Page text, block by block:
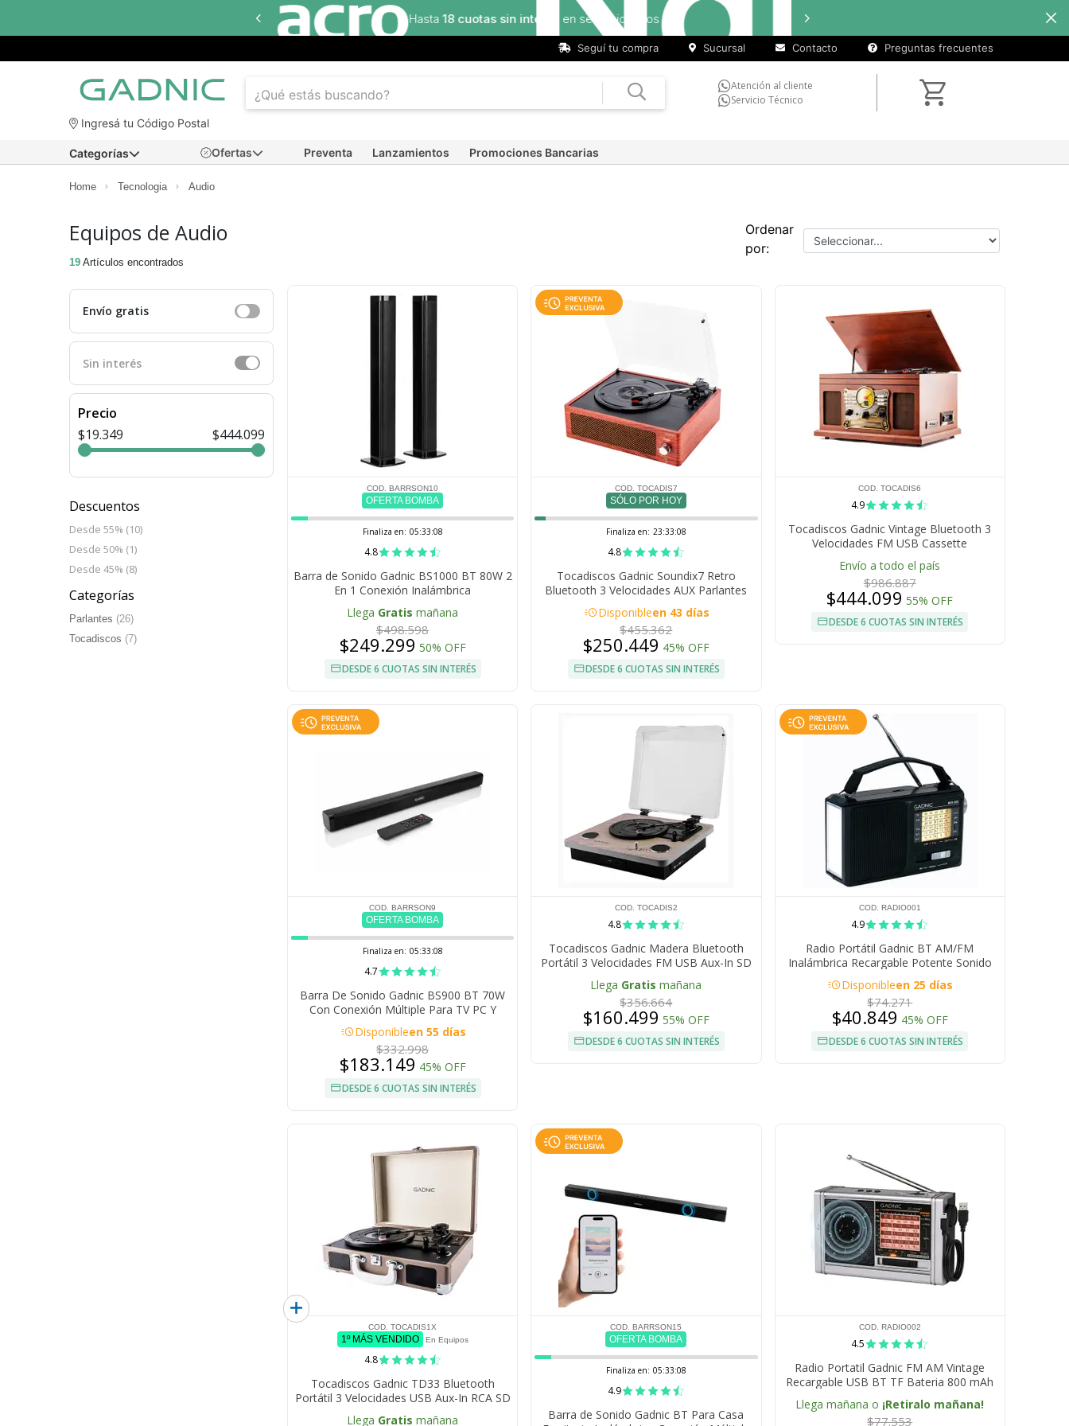
sin
interés)
9 cuotas sin interés
Seguí tu compra Sucursal Contacto Preguntas frecuentes
Atención al cliente
Servicio Técnico
Ingresá tu Código Postal
Ofertas Preventa Lanzamientos Promociones Bancarias
Categorías
Home Tecnologia Audio
Equipos de Audio
19 Artículos encontrados
Envío gratis
Sin interés
Precio
$19.349
$444.099
Descuentos
Desde 55% (10)
Desde 50% (1)
Desde 45% (8)
Categorías
Parlantes (26)
Tocadiscos (7)
Ordenar
por:
COD. BARRSON10
OFERTA BOMBA
Finaliza en: 05:33:07
4.8
Barra de Sonido Gadnic BS1000 BT 80W 2
En 1 Conexión Inalámbrica
Llega Gratis mañana
$498.598
$249.299 50% OFF
DESDE 6 CUOTAS SIN INTERÉS
COD. TOCADIS7
SÓLO POR HOY
Finaliza en: 23:33:07
4.8
Tocadiscos Gadnic Soundix7 Retro
Bluetooth 3 Velocidades AUX Parlantes
Integrados Capsula Audio Technica Salida
RCA 33 45 78 RPM
acuteDisponibleen 43 días
$455.362
$250.449 45% OFF
DESDE 6 CUOTAS SIN INTERÉS
COD. TOCADIS6
4.9
Tocadiscos Gadnic Vintage Bluetooth 3
Velocidades FM USB Cassette
Envío a todo el país
$986.887
$444.099 55% OFF
DESDE 6 CUOTAS SIN INTERÉS
COD. BARRSON9
OFERTA BOMBA
Finaliza en: 05:33:07
4.7
Barra De Sonido Gadnic BS900 BT 70W
Con Conexión Múltiple Para TV PC Y
Multimedia
acuteDisponibleen 55 días
$332.998
$183.149 45% OFF
DESDE 6 CUOTAS SIN INTERÉS
COD. TOCADIS2
4.8
Tocadiscos Gadnic Madera Bluetooth
Portátil 3 Velocidades FM USB Aux-In SD
Llega Gratis mañana
$356.664
$160.499 55% OFF
DESDE 6 CUOTAS SIN INTERÉS
COD. RADIO001
4.9
Radio Portátil Gadnic BT AM/FM
Inalámbrica Recargable Potente Sonido
Con Linterna LED 5W
acuteDisponibleen 25 días
$74.271
$40.849 45% OFF
DESDE 6 CUOTAS SIN INTERÉS
COD. TOCADIS1X
1º MÁS VENDIDO En Equipos
4.8
Tocadiscos Gadnic TD33 Bluetooth
Portátil 3 Velocidades USB Aux-In RCA SD
Llega Gratis mañana
COD. BARRSON15
OFERTA BOMBA
Finaliza en: 05:33:07
4.9
Barra de Sonido Gadnic BT Para Casa
COD. RADIO002
4.5
Radio Portatil Gadnic FM AM Vintage
Recargable USB BT TF Bateria 800 mAh
Altavoz 3 W
Llega mañana o ¡Retiralo mañana!
$77.553